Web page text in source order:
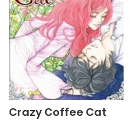
Chapter 26.1 25/09/2024
Chapter 25.2 25/09/2024
Chapter 25.1
Crazy Coffee Cat